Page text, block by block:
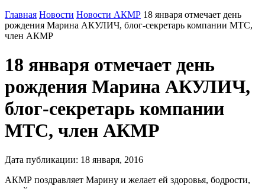
Главная Новости Новости АКМР 18 января отмечает день
рождения Марина АКУЛИЧ, блог-секретарь компании МТС,
член АКМР
18 января отмечает день
рождения Марина АКУЛИЧ,
блог-секретарь компании
МТС, член АКМР
Дата публикации: 18 января, 2016
АКМР поздравляет Марину и желает ей здоровья, бодрости,